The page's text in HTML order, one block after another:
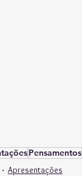
Pensamentos
Apresentações